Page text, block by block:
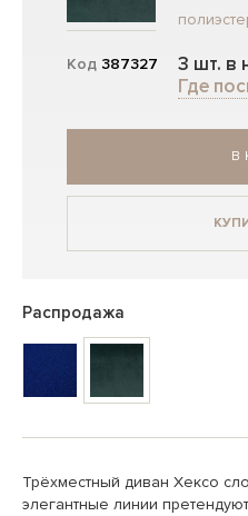
Код 387327
3 шт. в
Где
В
Распродажа
Трёхместный диван Хексо
элегантные линии